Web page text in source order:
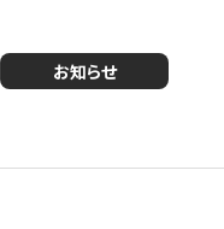
お知らせ